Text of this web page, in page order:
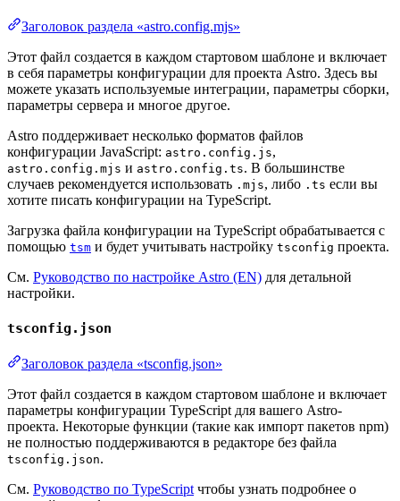
Заголовок раздела «astro.config.mjs»
Этот файл создается в каждом стартовом шаблоне и включает
в себя параметры конфигурации для проекта Astro. Здесь вы
можете указать используемые интеграции, параметры сборки,
параметры сервера и многое другое.
Astro поддерживает несколько форматов файлов
конфигурации JavaScript: astro.config.js,
astro.config.mjs и astro.config.ts. В большинстве
случаев рекомендуется использовать .mjs, либо .ts если вы
хотите писать конфигурации на TypeScript.
Загрузка файла конфигурации на TypeScript обрабатывается с
помощью tsm и будет учитывать настройку tsconfig проекта.
См. Руководство по настройке Astro (EN) для детальной
настройки.
tsconfig.json
Заголовок раздела «tsconfig.json»
Этот файл создается в каждом стартовом шаблоне и включает
параметры конфигурации TypeScript для вашего Astro-
проекта. Некоторые функции (такие как импорт пакетов npm)
не полностью поддерживаются в редакторе без файла
tsconfig.json.
См. Руководство по TypeScript чтобы узнать подробнее о